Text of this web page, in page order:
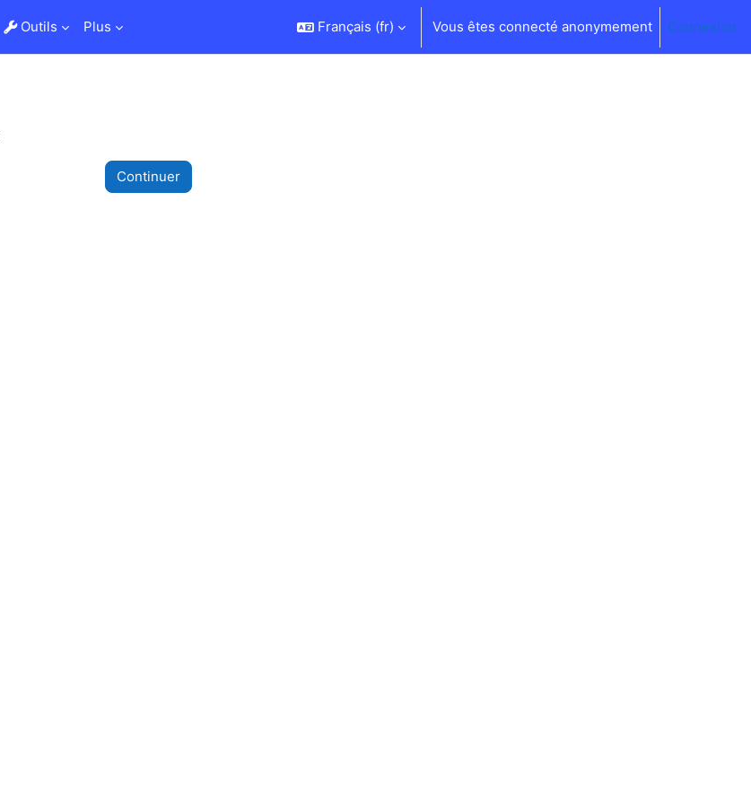
Outils Plus Français ‎(fr)‎ Vous êtes connecté anonymement Connexion
Continuer